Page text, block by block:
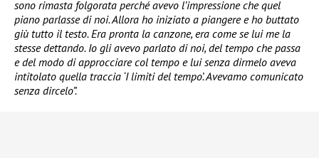
sono rimasta folgorata perché avevo l’impressione che quel
piano parlasse di noi. Allora ho iniziato a piangere e ho buttato
giù tutto il testo. Era pronta la canzone, era come se lui me la
stesse dettando. Io gli avevo parlato di noi, del tempo che passa
e del modo di approcciare col tempo e lui senza dirmelo aveva
intitolato quella traccia ‘I limiti del tempo’. Avevamo comunicato
senza dircelo”.